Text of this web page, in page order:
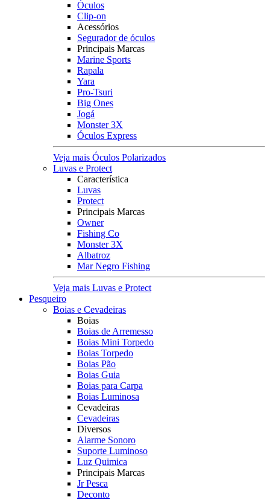
Óculos
Clip-on
Acessórios
Segurador de óculos
Principais Marcas
Marine Sports
Rapala
Yara
Pro-Tsuri
Big Ones
Jogá
Monster 3X
Óculos Express
Veja mais Óculos Polarizados
Luvas e Protect
Característica
Luvas
Protect
Principais Marcas
Owner
Fishing Co
Monster 3X
Albatroz
Mar Negro Fishing
Veja mais Luvas e Protect
Pesqueiro
Boias e Cevadeiras
Boias
Boias de Arremesso
Boias Mini Torpedo
Boias Torpedo
Boias Pão
Boias Guia
Boias para Carpa
Boias Luminosa
Cevadeiras
Cevadeiras
Diversos
Alarme Sonoro
Suporte Luminoso
Luz Quimica
Principais Marcas
Jr Pesca
Deconto